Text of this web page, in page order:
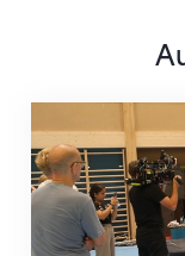
En route pour